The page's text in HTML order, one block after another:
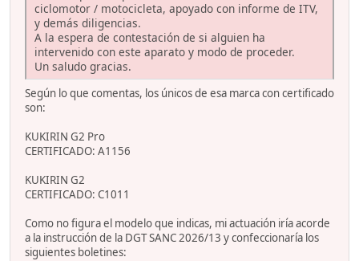
ciclomotor / motocicleta, apoyado con informe de ITV,
y demás diligencias.
A la espera de contestación de si alguien ha
intervenido con este aparato y modo de proceder.
Un saludo gracias.
Según lo que comentas, los únicos de esa marca con certificado
son:
KUKIRIN G2 Pro
CERTIFICADO: A1156
KUKIRIN G2
CERTIFICADO: C1011
Como no figura el modelo que indicas, mi actuación iría acorde
a la instrucción de la DGT SANC 2026/13 y confeccionaría los
siguientes boletines: